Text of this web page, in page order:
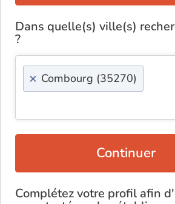
Dans quelle(s) ville(s)
?
× Combourg (35270)
Continuer
Complétez votre profil afin